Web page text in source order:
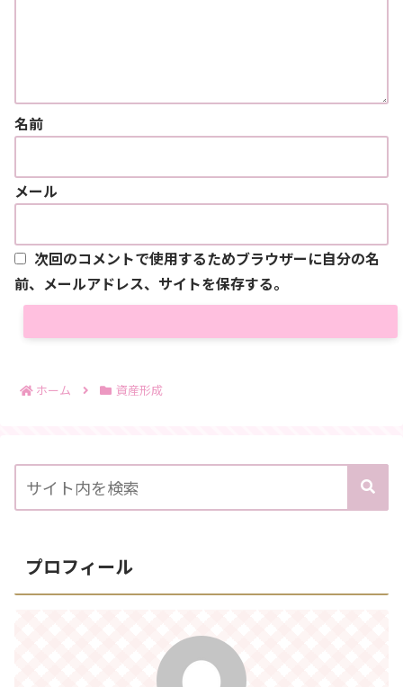
名前
メール
次回のコメントで使用するためブラウザーに自分の名
前、メールアドレス、サイトを保存する。
ホーム 資産形成
プロフィール